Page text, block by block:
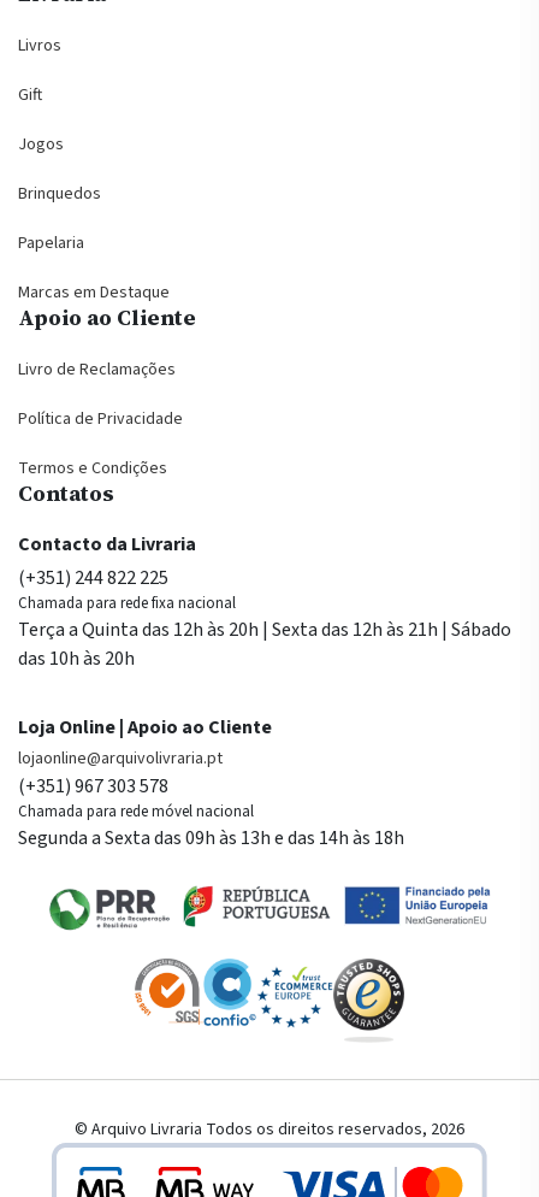
Livros
Gift
Jogos
Brinquedos
Papelaria
Marcas em Destaque
Apoio ao Cliente
Livro de Reclamações
Política de Privacidade
Termos e Condições
Contatos
Contacto da Livraria
(+351) 244 822 225
Chamada para rede fixa nacional
Terça a Quinta das 12h às 20h | Sexta das 12h às 21h | Sábado
das 10h às 20h
Loja Online | Apoio ao Cliente
lojaonline@arquivolivraria.pt
(+351) 967 303 578
Chamada para rede móvel nacional
Segunda a Sexta das 09h às 13h e das 14h às 18h
© Arquivo Livraria Todos os direitos reservados, 2026